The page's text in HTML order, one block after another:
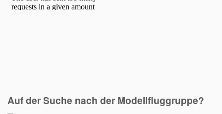
Auf der Suche nach der Modellfluggruppe?